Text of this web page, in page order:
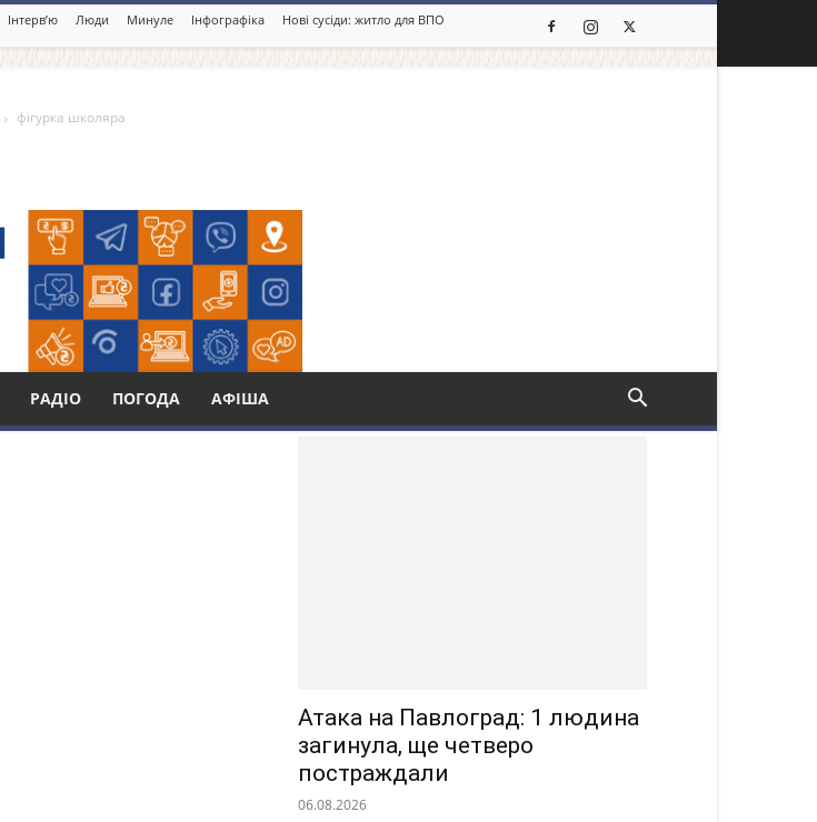
Інтерв’ю Люди Минуле Інфографіка Нові сусіди: житло для ВПО
РАДІО ПОГОДА АФІША
фігурка школяра
Атака на Павлоград: 1 людина
загинула, ще четверо
постраждали
06.08.2026